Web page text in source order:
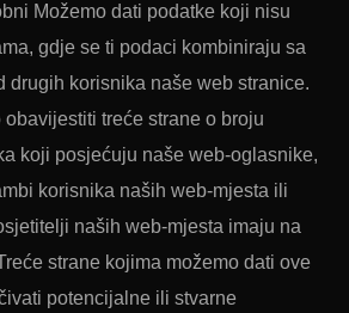
Možemo dati podatke koji nisu
gdje se ti podaci kombiniraju sa
drugih korisnika naše web stranice.
obavijestiti treće strane o broju
koji posjećuju naše web-oglasnike,
korisnika naših web-mjesta ili
naših web-mjesta imaju na
strane kojima možemo dati ove
potencijalne ili stvarne